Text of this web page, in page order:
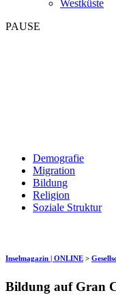
Westküste
PAUSE
Demografie
Migration
Bildung
Religion
Soziale Struktur
Inselmagazin | ONLINE >
Bildung auf Gran